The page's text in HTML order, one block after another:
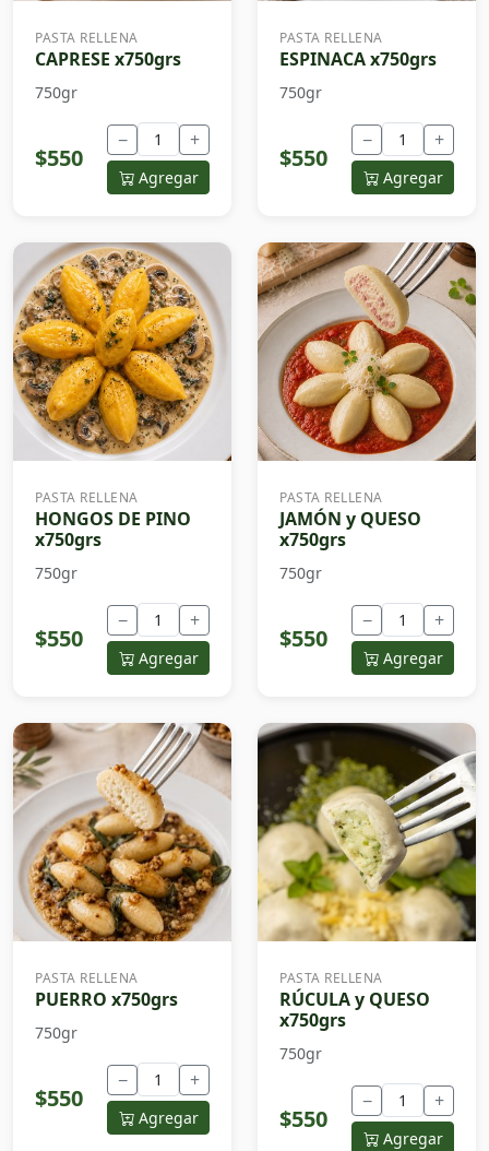
PASTA RELLENA
CAPRESE x750grs
750gr
$550
− +
Agregar
PASTA RELLENA
ESPINACA x750grs
750gr
$550
− +
Agregar
PASTA RELLENA
HONGOS DE PINO
x750grs
750gr
$550
− +
Agregar
PASTA RELLENA
JAMÓN y QUESO
x750grs
750gr
$550
− +
Agregar
PASTA RELLENA
PUERRO x750grs
750gr
$550
− +
Agregar
PASTA RELLENA
RÚCULA y QUESO
x750grs
750gr
$550
− +
Agregar